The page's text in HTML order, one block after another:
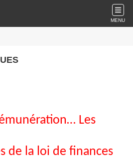
MENU
Les
de la loi de finances